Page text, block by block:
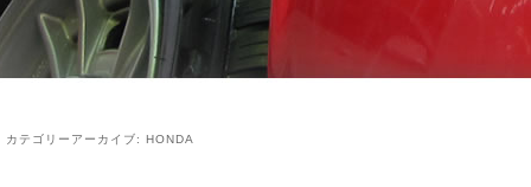
カテゴリーアーカイブ: HONDA